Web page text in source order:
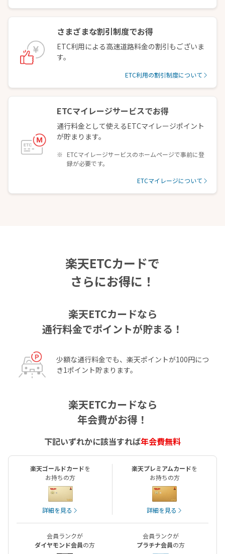
さまざまな割引制度でお得
ETC利用による高速道路料金の割引もございま
す。
ETC利用の割引制度について
ETCマイレージサービスでお得
通行料金として使えるETCマイレージポイント
が貯まります。
ETCマイレージサービスのホームページで事前に登
録が必要です。
ETCマイレージについて
楽天ETCカードで
さらにお得に！
楽天ETCカードなら
通行料金でポイントが貯まる！
少額な通行料金でも、楽天ポイントが100円につ
き1ポイント貯まります。
楽天ETCカードなら
年会費がお得！
下記いずれかに該当すれば年会費無料
楽天ゴールドカードを
お持ちの方
詳細を見る
楽天プレミアムカードを
お持ちの方
詳細を見る
会員ランクが
ダイヤモンド会員の方
会員ランクが
プラチナ会員の方